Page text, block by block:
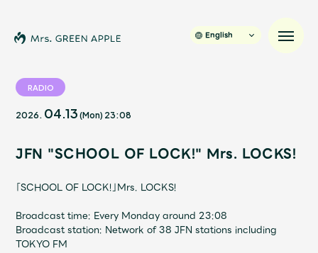
News
Schedule
Discography
English
RADIO
2026. 04.13 (Mon) 23:08
JFN "SCHOOL OF LOCK!" Mrs. LOCKS!
「SCHOOL OF LOCK!」Mrs. LOCKS!
Broadcast time: Every Monday around 23:08
Broadcast station: Network of 38 JFN stations including
TOKYO FM